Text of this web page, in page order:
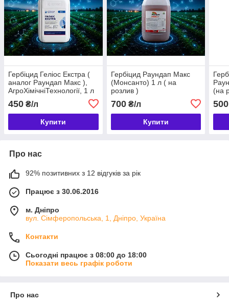
Гербіцид Геліос Екстра (
аналог Раундап Макс ),
АгроХімічніТехнології, 1 л
450 ₴/л
Купити
Гербіцид Раундап Макс
(Монсанто) 1 л ( на
розлив )
700₴/л
Купити
(на
500
Про нас
92% позитивних з 12 відгуків за рік
Працює з 30.06.2016
м. Дніпро
вул. Сімферопольська, 1, Дніпро, Україна
Контакти
Сьогодні працює з 08:00 до 18:00
Показати весь графік роботи
Про нас